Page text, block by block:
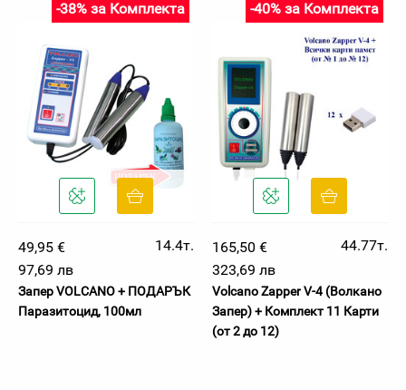
-38% за Комплекта
49,95 €
14.4т.
97,69 лв
Запер VOLCANO + ПОДАРЪК
Паразитоцид, 100мл
-40% за Комплекта
165,50 €
44.77т.
323,69 лв
Volcano Zapper V-4 (Волкано
Запер) + Комплект 11 Карти
(от 2 до 12)